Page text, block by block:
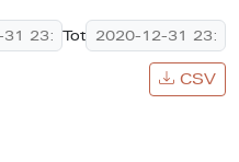
Tot
CSV